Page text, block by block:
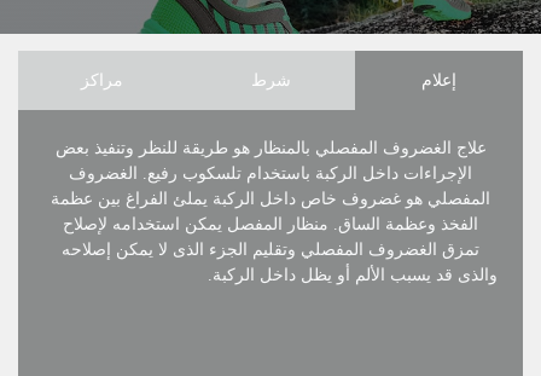
إعلام شرط مراكز
علاج الغضروف المفصلي بالمنظار هو طريقة للنظر وتنفيذ بعض
الإجراءات داخل الركبة باستخدام تلسكوب رفيع. الغضروف
المفصلي هو غضروف خاص داخل الركبة يملئ الفراغ بين عظمة
الفخذ وعظمة الساق. منظار المفصل يمكن استخدامه لإصلاح
تمزق الغضروف المفصلي وتقليم الجزء الذى لا يمكن إصلاحه
والذى قد يسبب الألم أو يظل داخل الركبة.